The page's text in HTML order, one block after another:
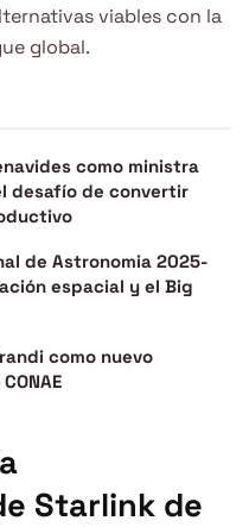
viables con la
global.
como ministra
desafío de convertir
de Astronomia 2025-
espacial y el Big
como nuevo
Starlink de